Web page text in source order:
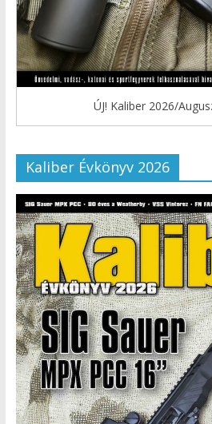
ÚJ! Kaliber 2026/
Kaliber Évkönyv 2026